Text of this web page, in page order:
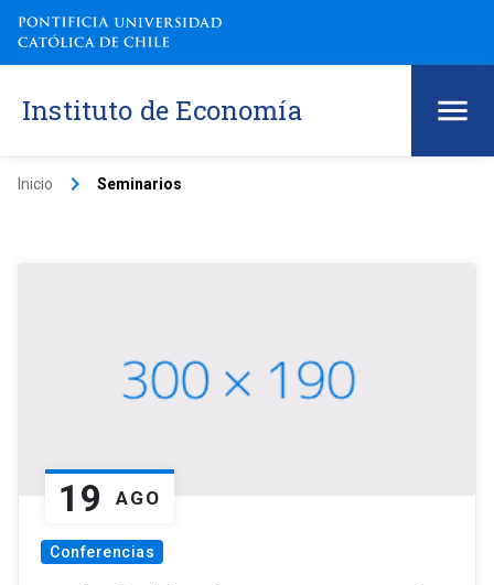
Instituto de Economía
Inicio keyboard_arrow_right Seminarios
19 AGO
Conferencias